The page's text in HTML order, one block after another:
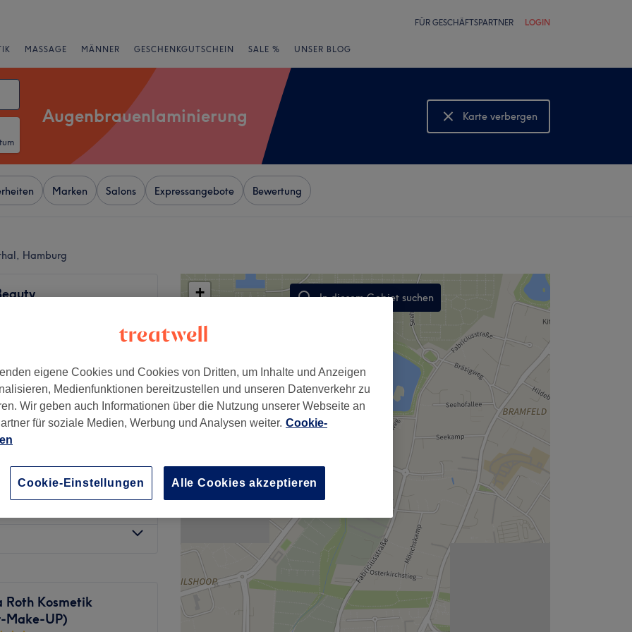
FÜR GESCHÄFTSPARTNER LOGIN
MASSAGE MÄNNER GESCHENKGUTSCHEIN SALE % UNSER BLOG
Augenbrauenlaminierung
Karte verbergen
Karte anzeigen
Marken Salons Expressangebote Bewertung
Hamburg
50 €
40 €
Roth Kosmetik
Make-UP)
+
In diesem Gebiet suchen
eigene Cookies und Cookies von Dritten, um Inhalte und Anzeigen
Medienfunktionen bereitzustellen und unseren Datenverkehr zu
Wir geben auch Informationen über die Nutzung unserer Webseite an
für soziale Medien, Werbung und Analysen weiter. Cookie-
Cookie-Einstellungen Alle Cookies akzeptieren